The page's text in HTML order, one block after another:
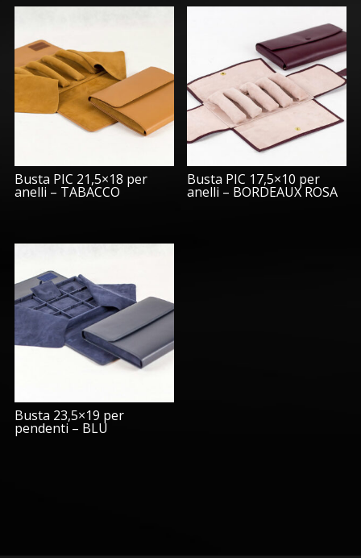
Busta PIC 21,5×18 per
anelli – TABACCO
Busta PIC 17,5×10 per
anelli – BORDEAUX ROSA
Busta 23,5×19 per
pendenti – BLU